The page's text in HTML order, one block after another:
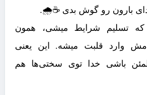
بارون رو گوش بدی ☕🌧️.
تسلیم شرایط میشی، همون
وارد قلبت میشه. این یعنی
باشی خدا توی سختی‌ها هم